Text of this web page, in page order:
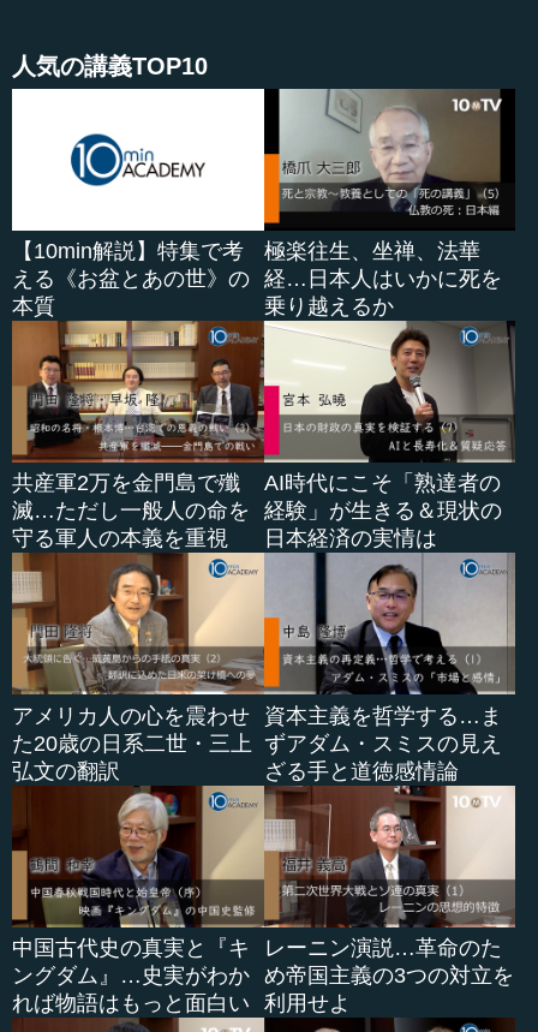
人気の講義TOP10
【10min解説】特集で考
える《お盆とあの世》の
本質
極楽往生、坐禅、法華
経…日本人はいかに死を
乗り越えるか
共産軍2万を金門島で殲
滅…ただし一般人の命を
守る軍人の本義を重視
AI時代にこそ「熟達者の
経験」が生きる＆現状の
日本経済の実情は
アメリカ人の心を震わせ
た20歳の日系二世・三上
弘文の翻訳
資本主義を哲学する…ま
ずアダム・スミスの見え
ざる手と道徳感情論
中国古代史の真実と『キ
ングダム』…史実がわか
れば物語はもっと面白い
レーニン演説…革命のた
め帝国主義の3つの対立を
利用せよ